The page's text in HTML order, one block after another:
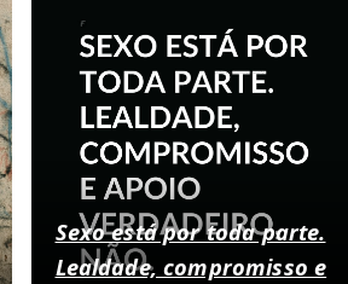
Sexo está por toda parte.
Lealdade, compromisso e